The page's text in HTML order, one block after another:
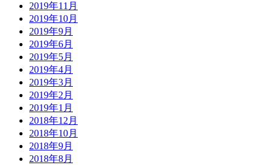
2019年11月
2019年10月
2019年9月
2019年6月
2019年5月
2019年4月
2019年3月
2019年2月
2019年1月
2018年12月
2018年10月
2018年9月
2018年8月